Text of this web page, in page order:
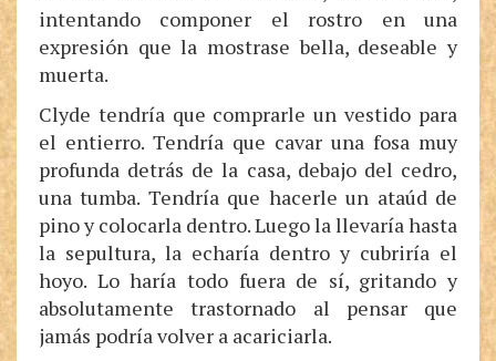
intentando componer el rostro en una
expresión que la mostrase bella, deseable y
muerta.
Clyde tendría que comprarle un vestido para
el entierro. Tendría que cavar una fosa muy
profunda detrás de la casa, debajo del cedro,
una tumba. Tendría que hacerle un ataúd de
pino y colocarla dentro. Luego la llevaría hasta
la sepultura, la echaría dentro y cubriría el
hoyo. Lo haría todo fuera de sí, gritando y
absolutamente trastornado al pensar que
jamás podría volver a acariciarla.